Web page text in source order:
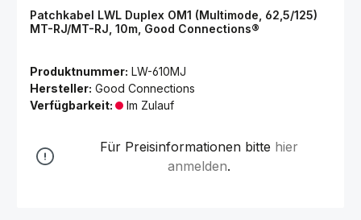
Patchkabel LWL Duplex OM1 (Multimode, 62,5/125)
MT-RJ/MT-RJ, 10m, Good Connections®
Produktnummer: LW-610MJ
Hersteller: Good Connections
Verfügbarkeit:
Im Zulauf
Für Preisinformationen bitte hier
anmelden.